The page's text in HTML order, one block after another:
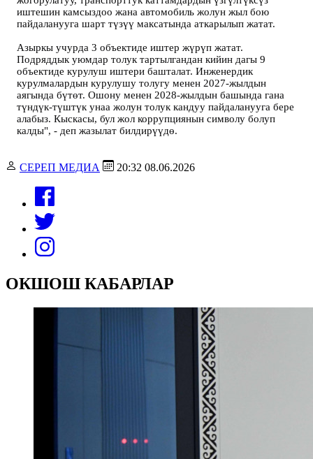
иштешин камсыздоо жана автомобиль жолун жыл бою
пайдаланууга шарт түзүү максатында аткарылып жатат.
Азыркы учурда 3 объектиде иштер жүрүп жатат.
Подряддык уюмдар толук тартылгандан кийин дагы 9
объектиде курулуш иштери башталат. Инженердик
курулмалардын курулушу толугу менен 2027-жылдын
аягында бүтөт. Ошону менен 2028-жылдын башында гана
түндүк-түштүк унаа жолун толук кандуу пайдаланууга бере
алабыз. Кыскасы, бул жол коррупциянын символу болуп
калды", - деп жазылат билдирүүдө.
СЕРЕП МЕДИА 20:32 08.06.2026
ОКШОШ КАБАРЛАР